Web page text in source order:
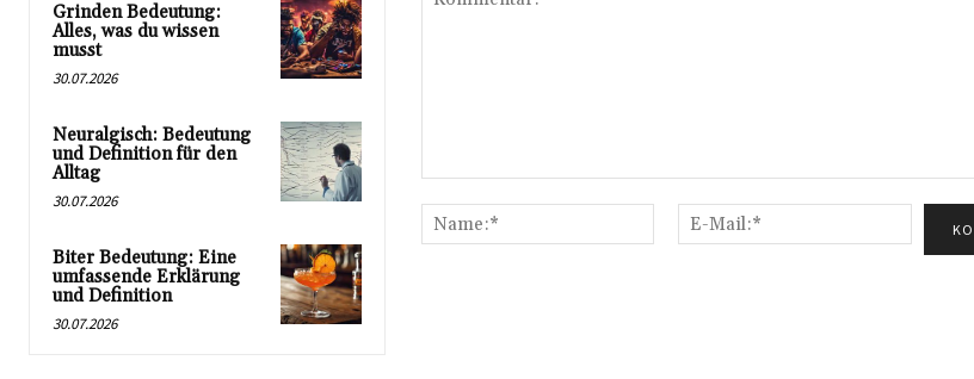
Grinden Bedeutung:
Alles, was du wissen
musst
30.07.2026
Neuralgisch: Bedeutung
und Definition für den
Alltag
30.07.2026
Biter Bedeutung: Eine
umfassende Erklärung
und Definition
30.07.2026
Name:*
Mail:*